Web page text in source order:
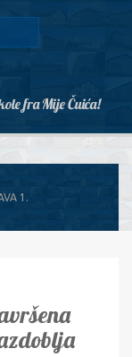
fra Mije Čuića!
1.